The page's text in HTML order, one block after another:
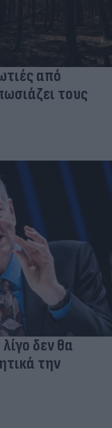
από
τους
δεν θα
την